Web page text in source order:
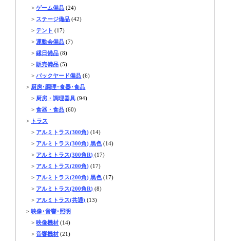
>ゲーム備品 (24)
> ステージ備品 (42)
>テント (17)
>運動会備品 (7)
>縁日備品 (8)
> 販売備品 (5)
>バックヤード備品 (6)
> 厨房･調理･食器･食品
> 厨房・調理器具 (94)
>食器・食品 (60)
> トラス
> アルミトラス(300角) (14)
> アルミトラス(300角) 黒色 (14)
> アルミトラス(300角R) (17)
> アルミトラス(200角) (17)
> アルミトラス(200角) 黒色 (17)
> アルミトラス(200角R) (8)
> アルミトラス(共通) (13)
>映像･音響･照明
>映像機材 (14)
>音響機材 (21)